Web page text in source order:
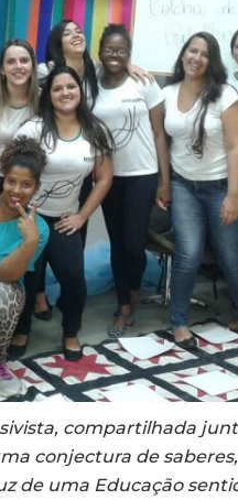
compartilhada
conjectura de
de uma Educação